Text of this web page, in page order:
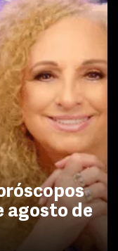
agosto de